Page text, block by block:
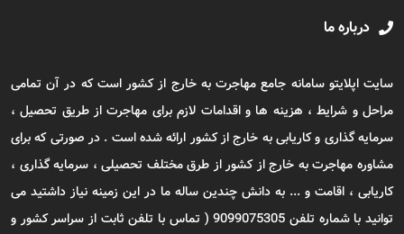
درباره ما
سایت اپلایتو سامانه جامع مهاجرت به خارج از کشور است که در آن تمامی
مراحل و شرایط ، هزینه ها و اقدامات لازم برای مهاجرت از طریق تحصیل ،
سرمایه گذاری و کاریابی به خارج از کشور ارائه شده است . در صورتی که برای
مشاوره مهاجرت به خارج از کشور از طرق مختلف تحصیلی ، سرمایه گذاری ،
کاریابی ، اقامت و ... به دانش چندین ساله ما در این زمینه نیاز داشتید می
توانید با شماره تلفن 9099075305 ( تماس با تلفن ثابت از سراسر کشور و